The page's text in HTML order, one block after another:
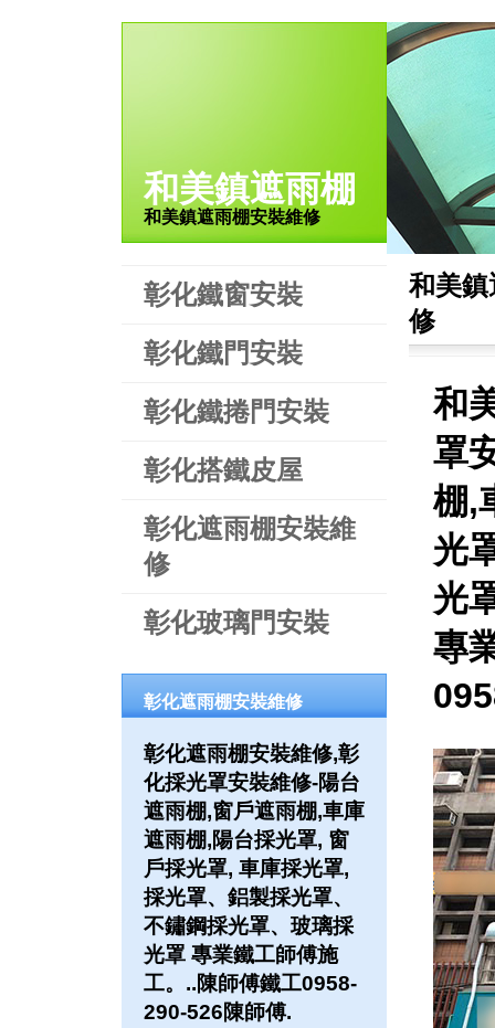
和美鎮遮雨棚
和美鎮遮雨棚安裝維修
彰化鐵窗安裝
彰化鐵門安裝
彰化鐵捲門安裝
彰化搭鐵皮屋
彰化遮雨棚安裝維
修
彰化玻璃門安裝
彰化遮雨棚安裝維修
彰化遮雨棚安裝維修,彰
化採光罩安裝維修-陽台
遮雨棚,窗戶遮雨棚,車庫
遮雨棚,陽台採光罩, 窗
戶採光罩, 車庫採光罩,
採光罩、鋁製採光罩、
不鏽鋼採光罩、玻璃採
光罩 專業鐵工師傅施
工。..陳師傅鐵工0958-
290-526陳師傅.
和美
修
和
罩
棚,
光
光
專